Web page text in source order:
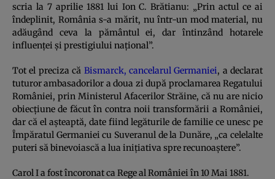
scria la 7 aprilie 1881 lui Ion C. Brătianu: „Prin actul ce ai
îndeplinit, România s-a mărit, nu într-un mod material, nu
adăugând ceva la pământul ei, dar întinzând hotarele
influenței și prestigiului național”.
Tot el preciza că Bismarck, cancelarul Germaniei, a declarat
tuturor ambasadorilor a doua zi după proclamarea Regatului
României, prin Ministerul Afacerilor Străine, că nu are nicio
obiecțiune de făcut în contra noii transformării a României,
dar că el așteaptă, date fiind legăturile de familie ce unesc pe
Împăratul Germaniei cu Suveranul de la Dunăre, „ca celelalte
puteri să binevoiască a lua inițiativa spre recunoaștere”.
Carol I a fost încoronat ca Rege al României în 10 Mai 1881.